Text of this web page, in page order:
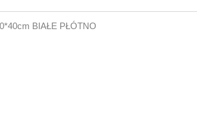
BIAŁE PŁÓTNO